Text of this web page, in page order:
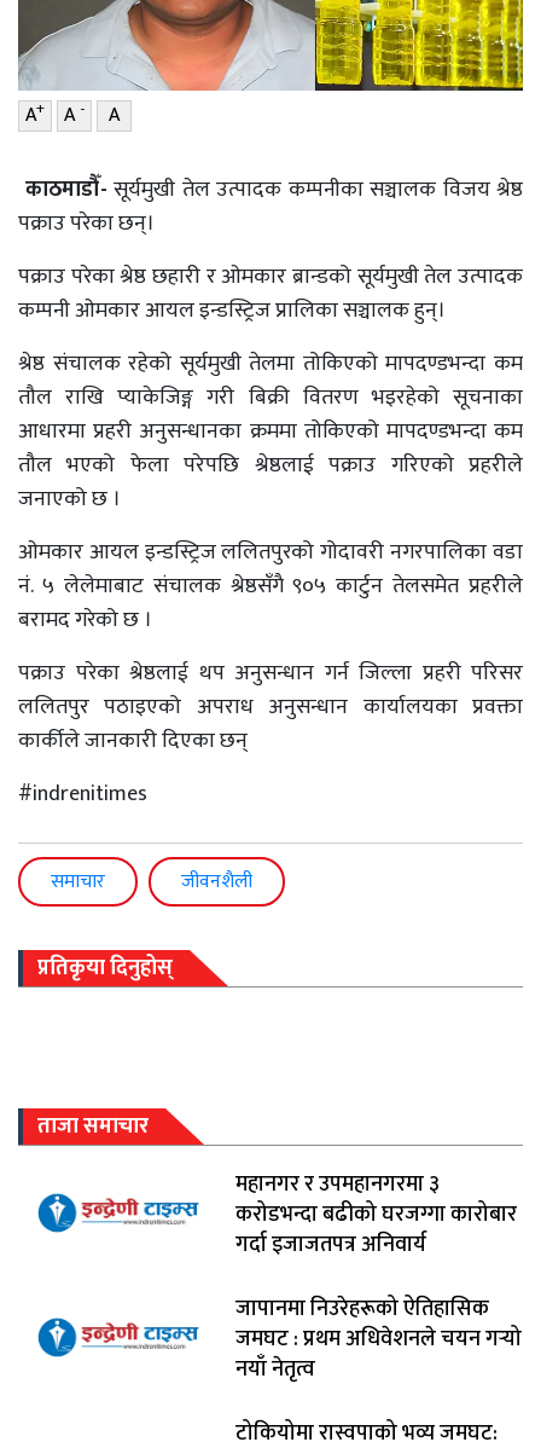
संस्कार
प्रदेश
खेलकुद
सूचना/
प्रविधि
इन्द्रेणी–
खेलकुद
सूचना/
पर्यटन
विशेष
A+ A- A
काठमाडौँ- सूर्यमुखी तेल उत्पादक कम्पनीका सञ्चालक विजय श्रेष्ठ
पक्राउ परेका छन्।
पक्राउ परेका श्रेष्ठ छहारी र ओमकार ब्रान्डको सूर्यमुखी तेल उत्पादक
कम्पनी ओमकार आयल इन्डस्ट्रिज प्रालिका सञ्चालक हुन्।
श्रेष्ठ संचालक रहेको सूर्यमुखी तेलमा तोकिएको मापदण्डभन्दा कम
तौल राखि प्याकेजिङ्ग गरी बिक्री वितरण भइरहेको सूचनाका
आधारमा प्रहरी अनुसन्धानका क्रममा तोकिएको मापदण्डभन्दा कम
तौल भएको फेला परेपछि श्रेष्ठलाई पक्राउ गरिएको प्रहरीले
जनाएको छ ।
ओमकार आयल इन्डस्ट्रिज ललितपुरको गोदावरी नगरपालिका वडा
नं. ५ लेलेमाबाट संचालक श्रेष्ठसँगै ९०५ कार्टुन तेलसमेत प्रहरीले
बरामद गरेको छ ।
पक्राउ परेका श्रेष्ठलाई थप अनुसन्धान गर्न जिल्ला प्रहरी परिसर
ललितपुर पठाइएको अपराध अनुसन्धान कार्यालयका प्रवक्ता
कार्कीले जानकारी दिएका छन्
#indrenitimes
समाचार जीवनशैली
प्रतिकृया दिनुहोस्
ताजा समाचार
महानगर र उपमहानगरमा ३
करोडभन्दा बढीको घरजग्गा कारोबार
गर्दा इजाजतपत्र अनिवार्य
जापानमा निउरेहरूको ऐतिहासिक
जमघट : प्रथम अधिवेशनले चयन गर्‍यो
नयाँ नेतृत्व
टोकियोमा रास्वपाको भव्य जमघट: